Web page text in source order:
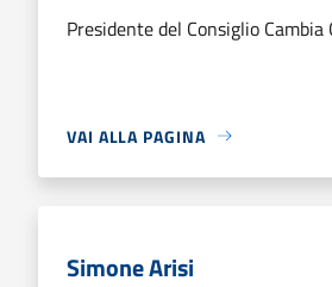
Presidente del Consiglio Cambia
VAI ALLA PAGINA
Simone Arisi